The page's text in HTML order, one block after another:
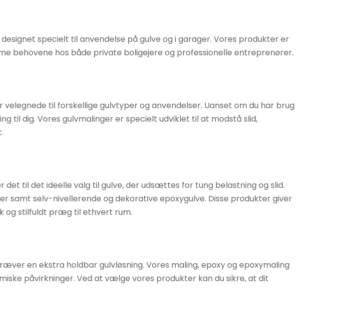
specielt til anvendelse på gulve og i garager. Vores produkter er
behovene hos både private boligejere og professionelle entreprenører.
til forskellige gulvtyper og anvendelser. Uanset om du har brug
til dig. Vores gulvmalinger er specielt udviklet til at modstå slid,
til det ideelle valg til gulve, der udsættes for tung belastning og slid.
selv-nivellerende og dekorative epoxygulve. Disse produkter giver
og stilfuldt præg til ethvert rum.
en ekstra holdbar gulvløsning. Vores maling, epoxy og epoxymaling
påvirkninger. Ved at vælge vores produkter kan du sikre, at dit